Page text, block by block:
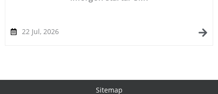
22 Jul, 2026
Sitemap